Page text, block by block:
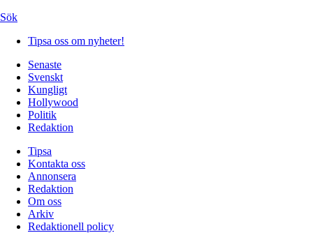
Sök
Tipsa oss om nyheter!
Senaste
Svenskt
Kungligt
Hollywood
Politik
Redaktion
Tipsa
Kontakta oss
Annonsera
Redaktion
Om oss
Arkiv
Redaktionell policy